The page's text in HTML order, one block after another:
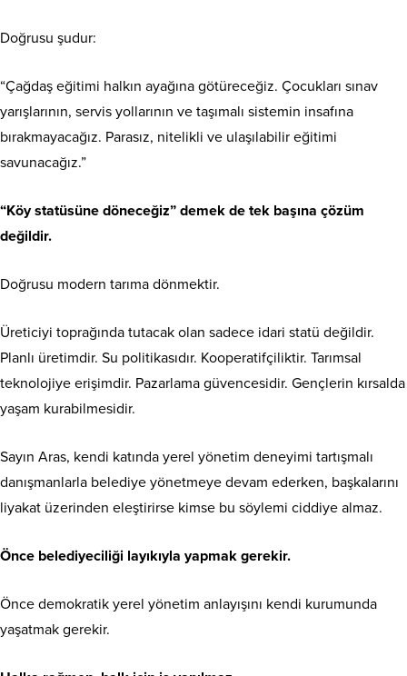
Doğrusu şudur:
“Çağdaş eğitimi halkın ayağına götüreceğiz. Çocukları sınav
yarışlarının, servis yollarının ve taşımalı sistemin insafına
bırakmayacağız. Parasız, nitelikli ve ulaşılabilir eğitimi
savunacağız.”
“Köy statüsüne döneceğiz” demek de tek başına çözüm
değildir.
Doğrusu modern tarıma dönmektir.
Üreticiyi toprağında tutacak olan sadece idari statü değildir.
Planlı üretimdir. Su politikasıdır. Kooperatifçiliktir. Tarımsal
teknolojiye erişimdir. Pazarlama güvencesidir. Gençlerin kırsalda
yaşam kurabilmesidir.
Sayın Aras, kendi katında yerel yönetim deneyimi tartışmalı
danışmanlarla belediye yönetmeye devam ederken, başkalarını
liyakat üzerinden eleştirirse kimse bu söylemi ciddiye almaz.
Önce belediyeciliği layıkıyla yapmak gerekir.
Önce demokratik yerel yönetim anlayışını kendi kurumunda
yaşatmak gerekir.